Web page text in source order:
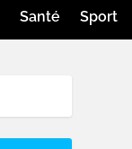
Santé Sport